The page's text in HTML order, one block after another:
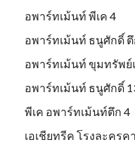
อพาร์ทเม้นท์ พีเค 4
อพาร์ทเม้นท์ ธนูศักดิ์ ตึ
อพาร์ทเม้นท์ ขุมทรัพ
อพาร์ทเม้นท์ ธนูศักดิ์
พีเค อพาร์ทเม้นท์ตึก 4
เอเชียทรีค โรงละครค